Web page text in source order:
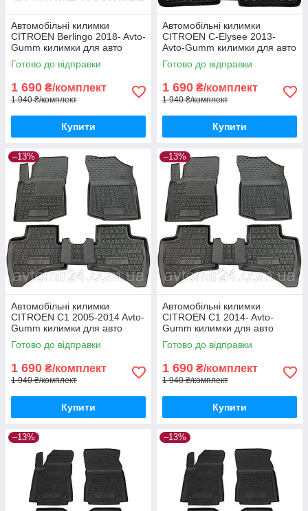
Автомобільні килимки
CITROEN Berlingo 2018- Avto-
Gumm килимки для авто
СІТРОЕН Берлінго 2018-
Автогум
Готово до відправки
1 690 ₴/комплект
1 940 ₴/комплект
Купити
Автомобільні килимки
CITROEN C-Elysee 2013-
Avto-Gumm килимки для авто
СІТРОЕН С-Елізе 2013-
Автогум
Готово до відправки
1 690 ₴/комплект
1 940 ₴/комплект
Купити
–13%
Автомобільні килимки
CITROEN C1 2005-2014 Avto-
Gumm килимки для авто
СІТРОЕН С1 2005-2014
Автогум
Готово до відправки
1 690 ₴/комплект
1 940 ₴/комплект
Купити
–13%
Автомобільні килимки
CITROEN C1 2014- Avto-
Gumm килимки для авто
СІТРОЕН С1 2014- Автогум
Готово до відправки
1 690 ₴/комплект
1 940 ₴/комплект
Купити
–13% –13%